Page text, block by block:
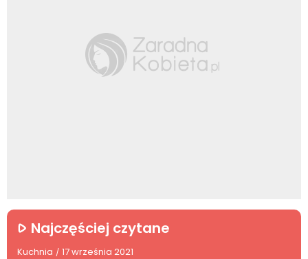
Najczęściej czytane
Kuchnia / 17 września 2021